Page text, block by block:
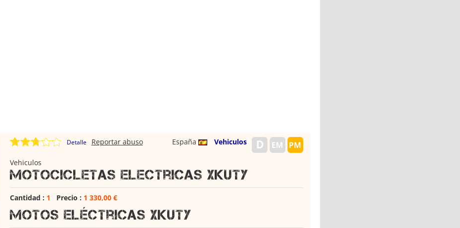
Detalle España Vehiculos
Reportar abuso
Vehiculos
Motocicletas electricas xkuty
Cantidad : 1 Precio : 1 330,00 €
Motos eléctricas Xkuty